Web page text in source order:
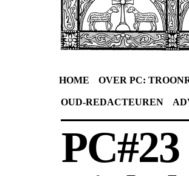
HOME OVER PC:
OUD-REDACTEUREN